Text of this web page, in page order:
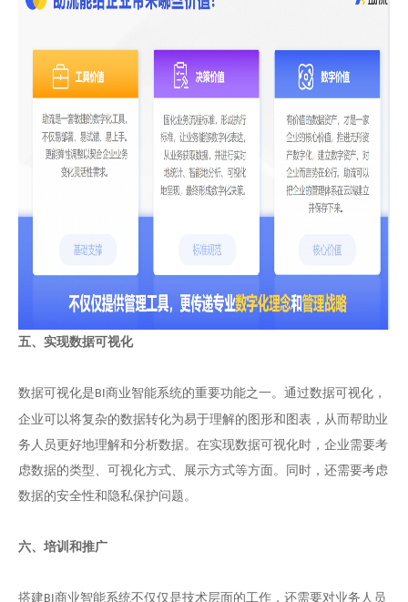
五、实现数据可视化
数据可视化是BI商业智能系统的重要功能之一。通过数据可视化，
企业可以将复杂的数据转化为易于理解的图形和图表，从而帮助业
务人员更好地理解和分析数据。在实现数据可视化时，企业需要考
虑数据的类型、可视化方式、展示方式等方面。同时，还需要考虑
数据的安全性和隐私保护问题。
六、培训和推广
搭建 BI 商业智能系统不仅仅是技术层面的工作，还需要对业务人员